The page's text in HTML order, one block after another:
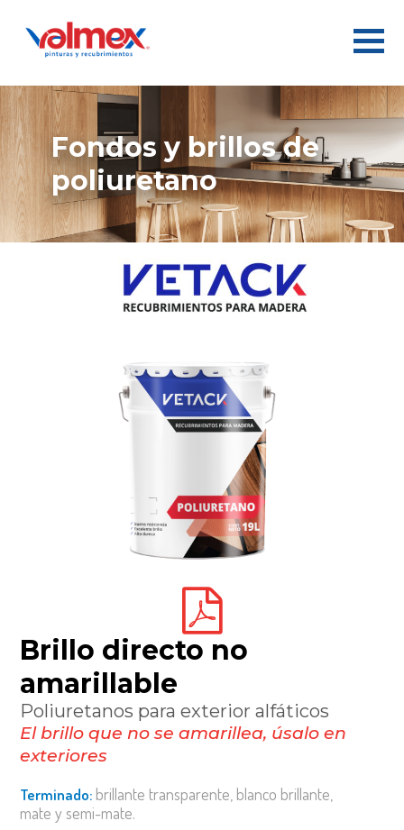
fondos y brillos de
poliuretano
brillo directo no
amarillable
poliuretanos para exterior alfáticos
el brillo que no se amarillea, úsalo en
exteriores
terminado: brillante transparente, blanco brillante,
mate y semi-mate.